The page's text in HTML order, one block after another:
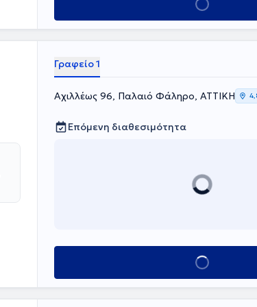
Κλείσε ραντεβού
Γραφείο 1
Αχιλλέως 96, Παλαιό Φάληρο, ΑΤΤΙΚΗ
Επόμενη διαθεσιμότητα
Κλείσε ραντεβού